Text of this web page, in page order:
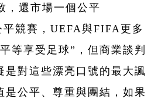
，還市場一個公平
平競賽，UEFA與FIFA更多
等享受足球”，但商業談判
是對這些漂亮口號的最大諷
是公平、尊重與團結，如果